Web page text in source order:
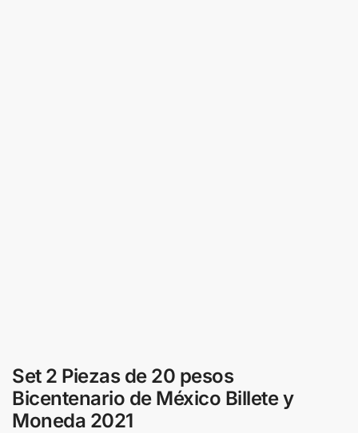
Set 2 Piezas de 20 pesos
Bicentenario de México Billete y
Moneda 2021